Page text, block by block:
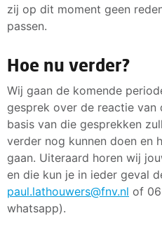
zij op dit moment geen
passen.
Hoe nu verder?
Wij gaan de komende
gesprek over de reactie van
basis van die gesprekken
verder nog kunnen doen en
gaan. Uiteraard horen wij
en die kun je in ieder geval
paul.lathouwers@fnv.nl of
whatsapp).